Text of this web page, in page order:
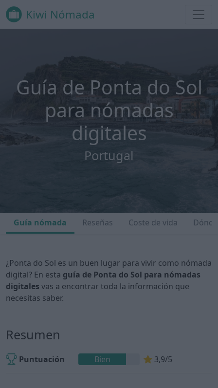
Kiwi Nómada
Guía de Ponta do Sol
para nómadas
digitales
Portugal
Guía nómada Reseñas Coste de vida
¿Ponta do Sol es un buen lugar para vivir como nómada
digital? En esta guía de Ponta do Sol para nómadas
digitales vas a encontrar toda la información que
necesitas saber.
Resumen
Puntuación Bien 3,9/5